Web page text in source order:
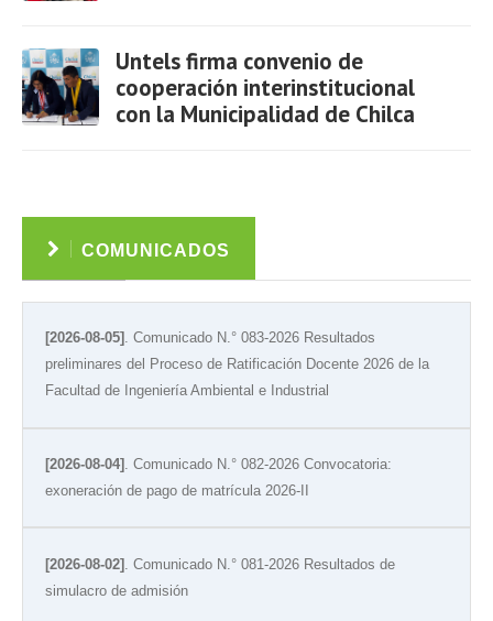
Untels firma convenio de
cooperación interinstitucional
con la Municipalidad de Chilca
COMUNICADOS
[2026-08-05] . Comunicado N.° 083-2026 Resultados
preliminares del Proceso de Ratificación Docente 2026 de la
Facultad de Ingeniería Ambiental e Industrial
[2026-08-04]
. Comunicado N.° 082-2026 Convocatoria:
exoneración de pago de matrícula 2026-II
[2026-08-02] . Comunicado N.° 081-2026 Resultados de
simulacro de admisión